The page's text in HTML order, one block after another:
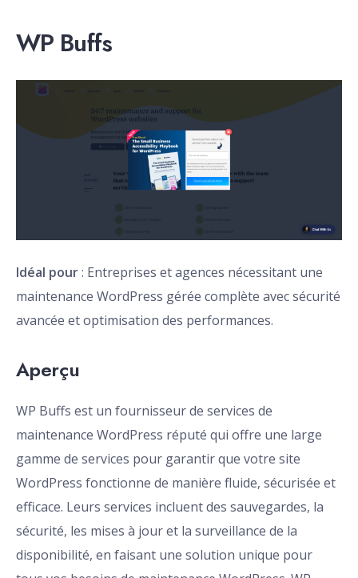
WP Buffs
Idéal pour: Entreprises et agences nécessitant une
maintenance WordPress gérée complète avec sécurité
avancée et optimisation des performances.
Aperçu
WP Buffs est un fournisseur de services de
maintenance WordPress réputé qui offre une large
gamme de services pour garantir que votre site
WordPress fonctionne de manière fluide, sécurisée et
efficace. Leurs services incluent des sauvegardes, la
sécurité, les mises à jour et la surveillance de la
disponibilité, en faisant une solution unique pour